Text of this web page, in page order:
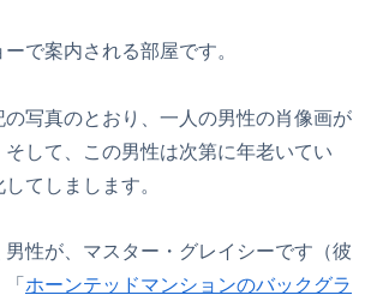
で案内される部屋です。
の写真のとおり、一人の男性の肖像画が
して、この男性は次第に年老いてい
てしまします。
男性が、マスター・グレイシーです（彼
ホーンテッドマンションのバックグラ